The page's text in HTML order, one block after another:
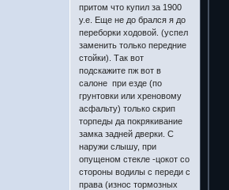
притом что купил за 1900
у.е. Еще не до брался я до
переборки ходовой. (успел
заменить только передние
стойки). Так вот
подскажите пж вот в
салоне при езде (по
грунтовки или хреновому
асфальту) только скрип
торпеды да покрякивание
замка задней дверки. С
наружи слышу, при
опущеном стекле -цокот со
стороны водилы с переди с
права (износ тормозных